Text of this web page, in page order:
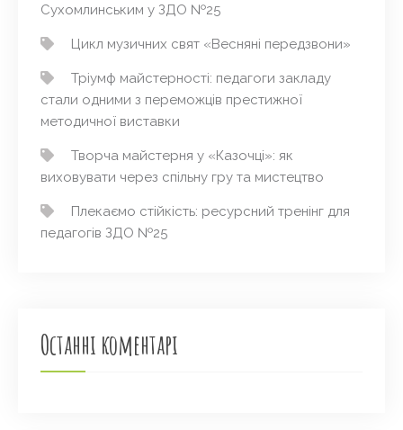
Сухомлинським у ЗДО №25
Цикл музичних свят «Весняні передзвони»
Тріумф майстерності: педагоги закладу
стали одними з переможців престижної
методичної виставки
Творча майстерня у «Казочці»: як
виховувати через спільну гру та мистецтво
Плекаємо стійкість: ресурсний тренінг для
педагогів ЗДО №25
Останні коментарі